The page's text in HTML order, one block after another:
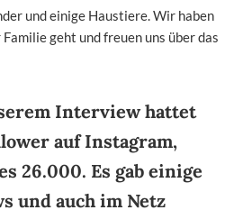
und einige Haustiere. Wir haben
geht und freuen uns über das
Interview hattet
auf Instagram,
26.000. Es gab einige
und auch im Netz